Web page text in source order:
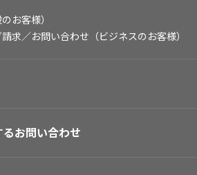
お客様）
求／お問い合わせ（ビジネスのお客様）
お問い合わせ